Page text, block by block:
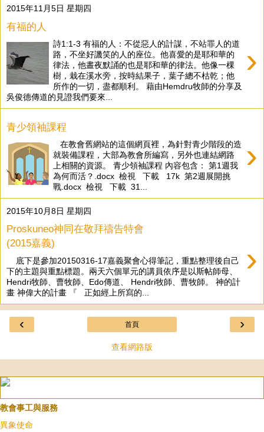
2015年11月5日 星期四
有福的人
›
詩1:1-3 有福的人：不從惡人的計謀，不站罪人的道
路，不坐好譏笑的人的座位。他喜愛的是耶和華的
律法，他晝夜默誦的也是耶和華的律法。他像一棵
樹，栽在溪水旁，按時結果子，葉子總不枯乾；他
所作的一切，盡都順利。 藉由Hemdru牧師的分享及
吳俊德傳道的見證我們要來...
青少領袖課程
›
在教會舊網站的這個網頁裡，為針對青少階段的造
就裝備課程，大部為教會所編寫，另外也連結網路
上相關的資源。 青少領袖課程 內容包含： 第1週我
為何而活？.docx 檢視 下載 17k 第2週展開挑
戰.docx 檢視 下載 31...
2015年10月8日 星期四
Proskuneo神同在敬拜禱告特會
(2015嘉義)
›
底下是參加20150316-17嘉義聚會心得筆記，重點整理後自己
下的主題與重點標題。兩天六個單元的講員依序是以斯帖師母、
Hendri牧師、曹牧師、Edo傳道、 Hendri牧師、曹牧師。 神的計
畫 神偉大的計畫 『 正如經上所寫的...
‹ ›
首頁
查看網路版
教會事工與服務
異象使命